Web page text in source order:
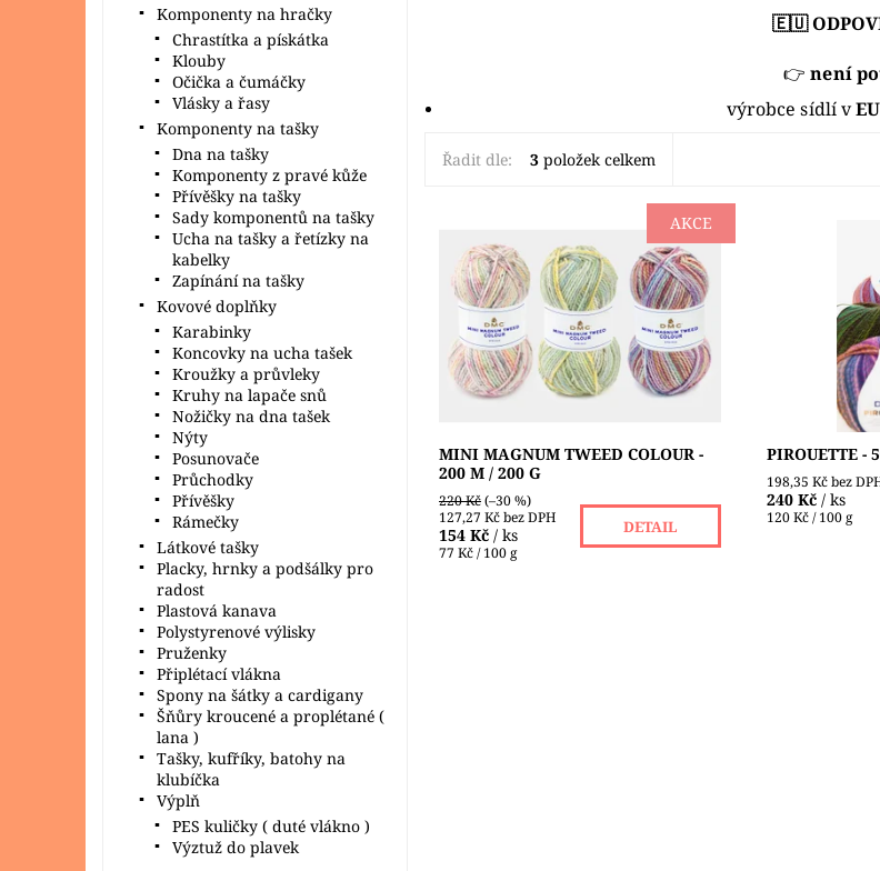
🇪🇺
👉není
výrobce sídlí v
Řadit dle: 3položek celkem
AKCE
POUZE DO VYPRODÁNÍ ZÁSOB!!!
Silnější hřejivá pletací příze vytváří
krásné postupné přechody dokonale
sladěných barev. Vhodná na svetry,
ponča,...
Dostupnost:
Skladem 1 ks
Značka:
DMC
MINI MAGNUM TWEED COLOUR -
200 M / 200 G
220 Kč(–30 %)
127,27 Kč bez DPH
154 Kč / ks
77 Kč / 100 g
DETAIL
Příze ideální
vzorovaných
vícebarevné
každého
nádherných...
Dostupnost:
PIROUETTE -
198,35 Kč bez
240 Kč / ks
120 Kč / 100 g
Komponenty na hračky
Chrastítka a pískátka
Klouby
Očička a čumáčky
Vlásky a řasy
Komponenty na tašky
Dna na tašky
Komponenty z pravé kůže
Přívěšky na tašky
Sady komponentů na tašky
Ucha na tašky a řetízky na
kabelky
Zapínání na tašky
Kovové doplňky
Karabinky
Koncovky na ucha tašek
Kroužky a průvleky
Kruhy na lapače snů
Nožičky na dna tašek
Nýty
Posunovače
Průchodky
Přívěšky
Rámečky
Látkové tašky
Placky, hrnky a podšálky pro
radost
Plastová kanava
Polystyrenové výlisky
Pruženky
Připlétací vlákna
Spony na šátky a cardigany
Šňůry kroucené a proplétané (
lana )
Tašky, kufříky, batohy na
klubíčka
Výplň
PES kuličky ( duté vlákno )
Výztuž do plavek